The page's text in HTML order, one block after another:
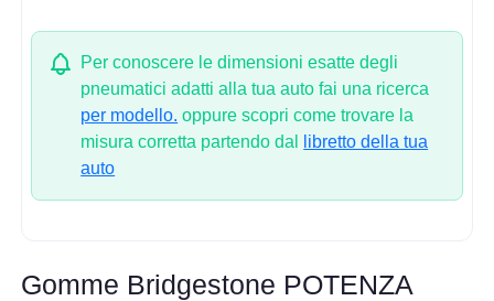
Per conoscere le dimensioni esatte degli
pneumatici adatti alla tua auto fai una ricerca
per modello. oppure scopri come trovare la
misura corretta partendo dal
libretto della tua
auto
Gomme Bridgestone POTENZA